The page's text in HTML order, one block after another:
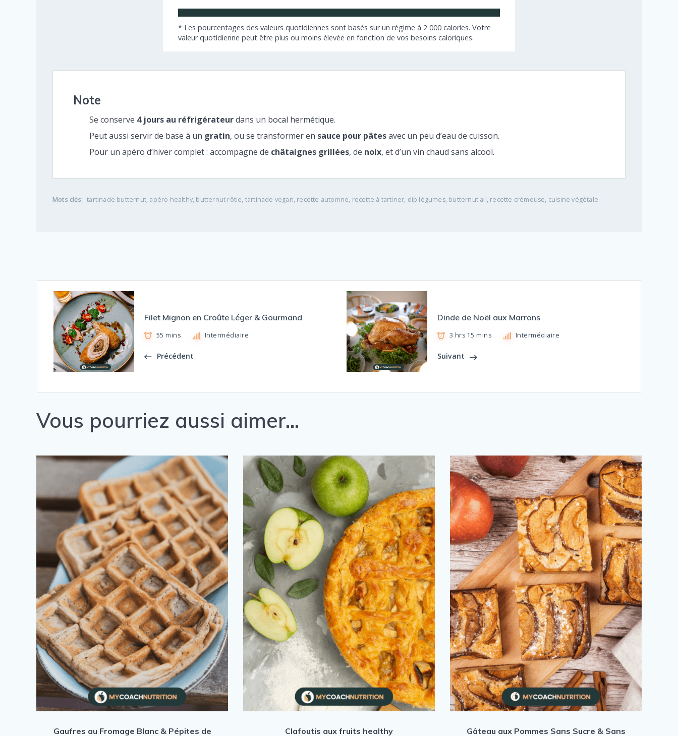
* Les pourcentages des valeurs quotidiennes sont basés sur un régime à 2 000 calories. Votre
valeur quotidienne peut être plus ou moins élevée en fonction de vos besoins caloriques.
Note
Se conserve 4 jours au réfrigérateurdans un bocal hermétique.
Peut aussi servir de base à un gratin, ou se transformer en sauce pour pâtesavec un peu d’eau de cuisson.
Pour un apéro d’hiver complet : accompagne de châtaignes grillées, de noix, et d’un vin chaud sans alcool.
Mots clés: tartinade butternut, apéro healthy, butternut rôtie, tartinade vegan, recette automne, recette à tartiner, dip légumes, butternut ail, recette crémeuse, cuisine végétale
Filet Mignon en Croûte Léger & Gourmand
55 mins Intermédiaire
Précédent
Dinde de Noël aux Marrons
3 hrs 15 mins Intermédiaire
Suivant
Vous pourriez aussi aimer…
Gaufres au Fromage Blanc & Pépites de Clafoutis aux fruits healthy Gâteau aux Pommes Sans Sucre & Sans